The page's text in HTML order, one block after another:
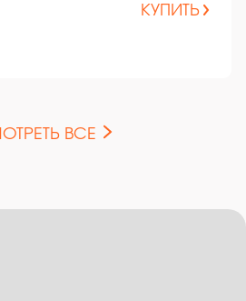
КУПИТЬ
ВСЕ